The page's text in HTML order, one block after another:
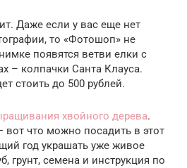
Даже если у вас еще нет
то «Фотошоп» не
появятся ветви елки с
– колпачки Санта Клауса.
стоить до 500 рублей.
хвойного дерева.
вот что можно посадить в этот
год украшать уже живое
грунт, семена и инструкция по